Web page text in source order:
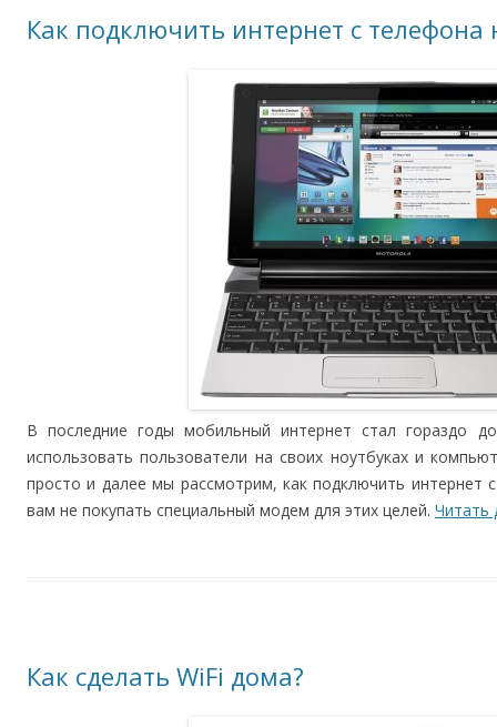
Как подключить интернет с телефона
В последние годы мобильный интернет стал гораздо
использовать пользователи на своих ноутбуках и
просто и далее мы рассмотрим, как подключить интернет
вам не покупать специальный модем для этих целей. Читать
Как сделать WiFi дома?